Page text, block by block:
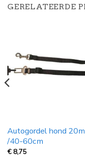
GERELATEERDE
Autogordel hond
/40-60cm
€8,75